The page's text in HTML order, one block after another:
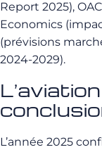
Report 2025),
Economics
(prévisions
2024-2029).
L’année 2025